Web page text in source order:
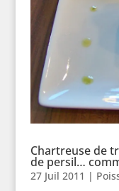
Chartreuse de
de persil…
27 Juil 2011 |